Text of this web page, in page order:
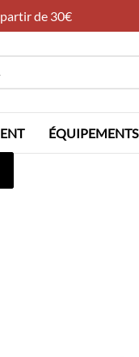
de 30€
ÉQUIPEMENTS